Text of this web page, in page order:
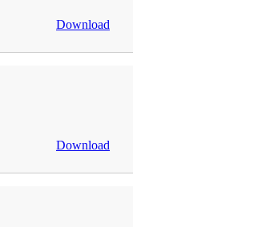
Download
Download